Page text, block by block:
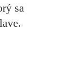
sa